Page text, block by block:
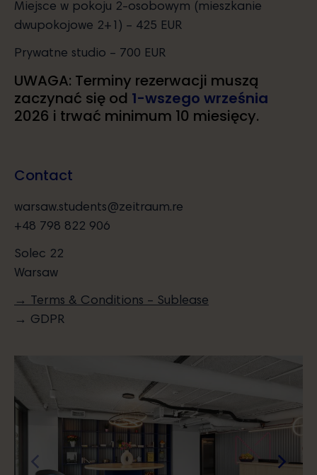
Miejsce w pokoju 2-osobowym (mieszkanie
dwupokojowe 2+1) – 425 EUR
Prywatne studio – 700 EUR
UWAGA: Terminy rezerwacji muszą
zaczynać się od 1-wszego września
2026 i trwać minimum 10 miesięcy.
Contact
warsaw.students@zeitraum.re
+48 798 822 906
Solec 22
Warsaw
→ Terms & Conditions – Sublease
→ GDPR